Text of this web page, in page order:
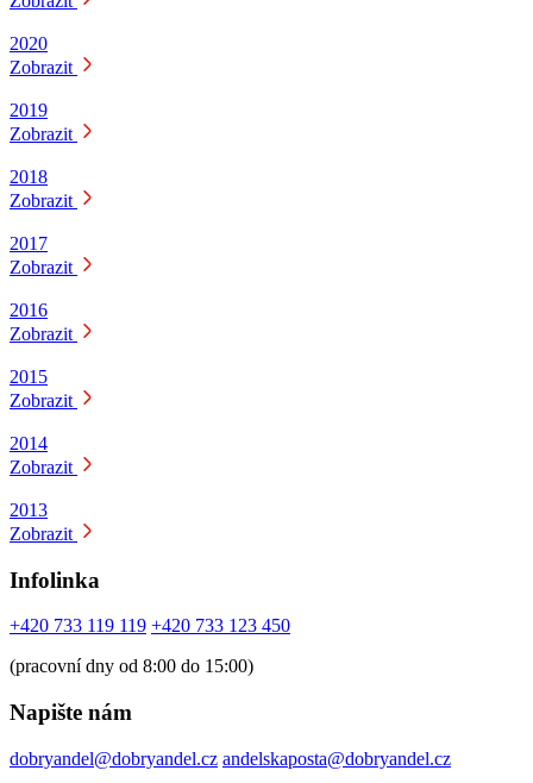
2020
Zobrazit
2019
Zobrazit
2018
Zobrazit
2017
Zobrazit
2016
Zobrazit
2015
Zobrazit
2014
Zobrazit
2013
Zobrazit
Infolinka
+420 733 119 119 +420 733 123 450
(pracovní dny od 8:00 do 15:00)
Napište nám
dobryandel@dobryandel.cz andelskaposta@dobryandel.cz